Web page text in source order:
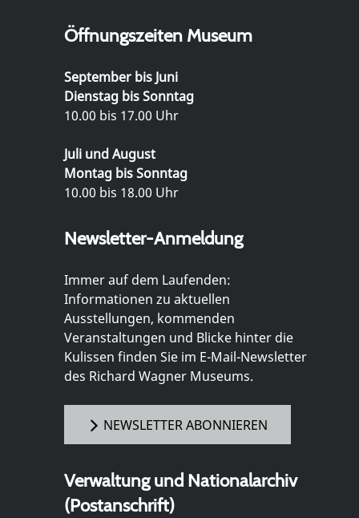
Öffnungszeiten Museum
September bis Juni
Dienstag bis Sonntag
10.00 bis 17.00 Uhr
Juli und August
Montag bis Sonntag
10.00 bis 18.00 Uhr
Newsletter-Anmeldung
Immer auf dem Laufenden:
Informationen zu aktuellen
Ausstellungen, kommenden
Veranstaltungen und Blicke hinter die
Kulissen finden Sie im E-Mail-Newsletter
des Richard Wagner Museums.
NEWSLETTER ABONNIEREN
Verwaltung und Nationalarchiv
(Postanschrift)